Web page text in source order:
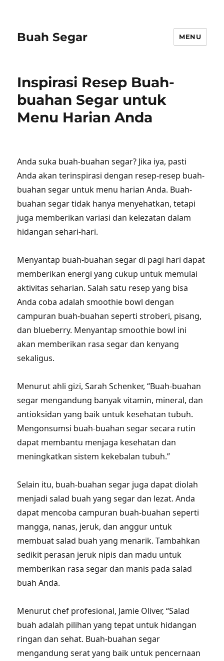
Buah Segar MENU
Inspirasi Resep Buah-
buahan Segar untuk
Menu Harian Anda
Anda suka buah-buahan segar? Jika iya, pasti
Anda akan terinspirasi dengan resep-resep buah-
buahan segar untuk menu harian Anda. Buah-
buahan segar tidak hanya menyehatkan, tetapi
juga memberikan variasi dan kelezatan dalam
hidangan sehari-hari.
Menyantap buah-buahan segar di pagi hari dapat
memberikan energi yang cukup untuk memulai
aktivitas seharian. Salah satu resep yang bisa
Anda coba adalah smoothie bowl dengan
campuran buah-buahan seperti stroberi, pisang,
dan blueberry. Menyantap smoothie bowl ini
akan memberikan rasa segar dan kenyang
sekaligus.
Menurut ahli gizi, Sarah Schenker, “Buah-buahan
segar mengandung banyak vitamin, mineral, dan
antioksidan yang baik untuk kesehatan tubuh.
Mengonsumsi buah-buahan segar secara rutin
dapat membantu menjaga kesehatan dan
meningkatkan sistem kekebalan tubuh.”
Selain itu, buah-buahan segar juga dapat diolah
menjadi salad buah yang segar dan lezat. Anda
dapat mencoba campuran buah-buahan seperti
mangga, nanas, jeruk, dan anggur untuk
membuat salad buah yang menarik. Tambahkan
sedikit perasan jeruk nipis dan madu untuk
memberikan rasa segar dan manis pada salad
buah Anda.
Menurut chef profesional, Jamie Oliver, “Salad
buah adalah pilihan yang tepat untuk hidangan
ringan dan sehat. Buah-buahan segar
mengandung serat yang baik untuk pencernaan